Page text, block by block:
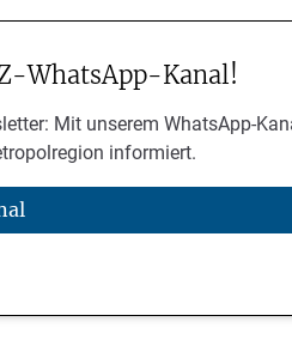
WhatsApp-Kanal!
Mit unserem WhatsApp-
informiert.